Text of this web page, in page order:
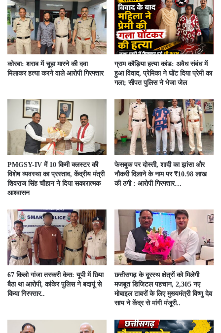
कोरबा: शराब में चूहा मारने की दवा
मिलाकर हत्या करने वाले आरोपी गिरफ्तार
ग्राम कौड़िया हत्या कांड: अवैध संबंध में
हुआ विवाद, प्रेमिका ने घोंट दिया प्रेमी का
गला; सीपत पुलिस ने भेजा जेल
PMGSY-IV में 10 किमी क्लस्टर की
विशेष व्यवस्था का प्रस्ताव, केंद्रीय मंत्री
शिवराज सिंह चौहान ने दिया सकारात्मक
आश्वासन
फेसबुक पर दोस्ती, शादी का झांसा और
नौकरी दिलाने के नाम पर ₹10.98 लाख
की ठगी : आरोपी गिरफ्तार…
67 किलो गांजा तस्करी केस: यूपी में छिपा
बैठा था आरोपी, कांकेर पुलिस ने बदायूं से
किया गिरफ्तार..
छत्तीसगढ़ के दूरस्थ क्षेत्रों को मिलेगी
मजबूत डिजिटल पहचान, 2,305 नए
मोबाइल टावरों के लिए मुख्यमंत्री विष्णु देव
साय ने केंद्र से मांगी मंजूरी..